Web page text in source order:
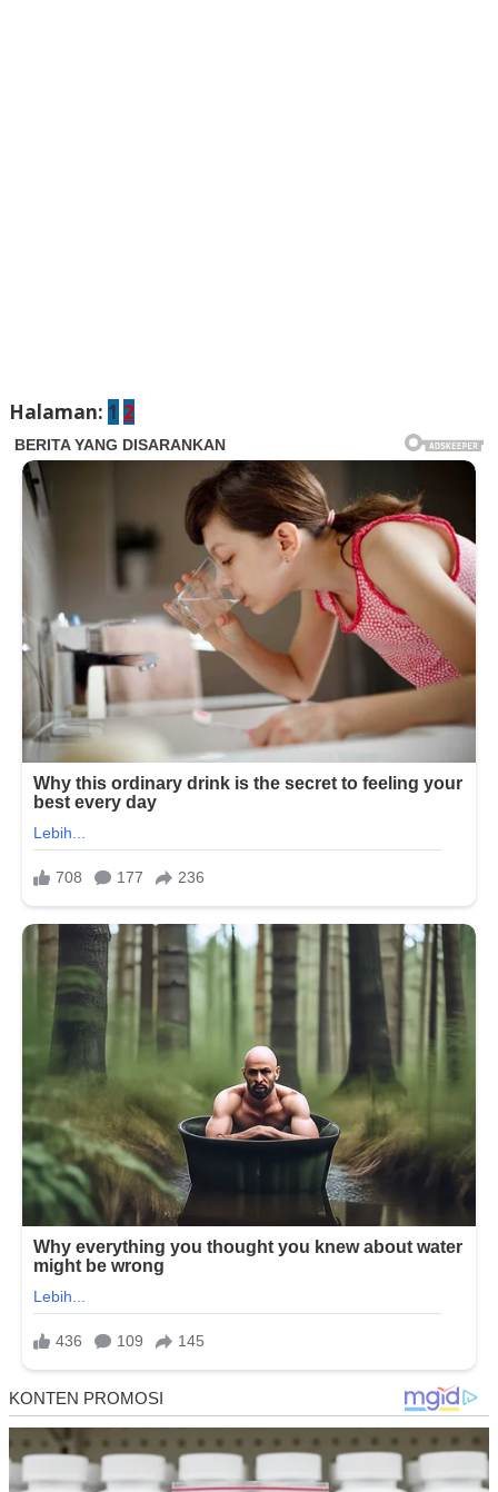
Halaman: 1 2